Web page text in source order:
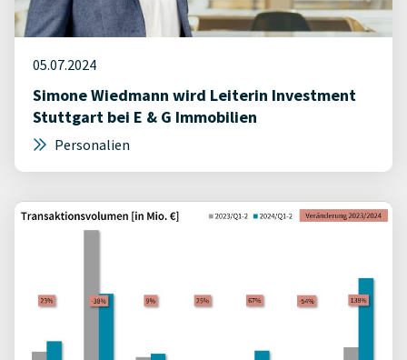
05.07.2024
Simone Wiedmann wird Leiterin Investment
Stuttgart bei E & G Immobilien
Personalien